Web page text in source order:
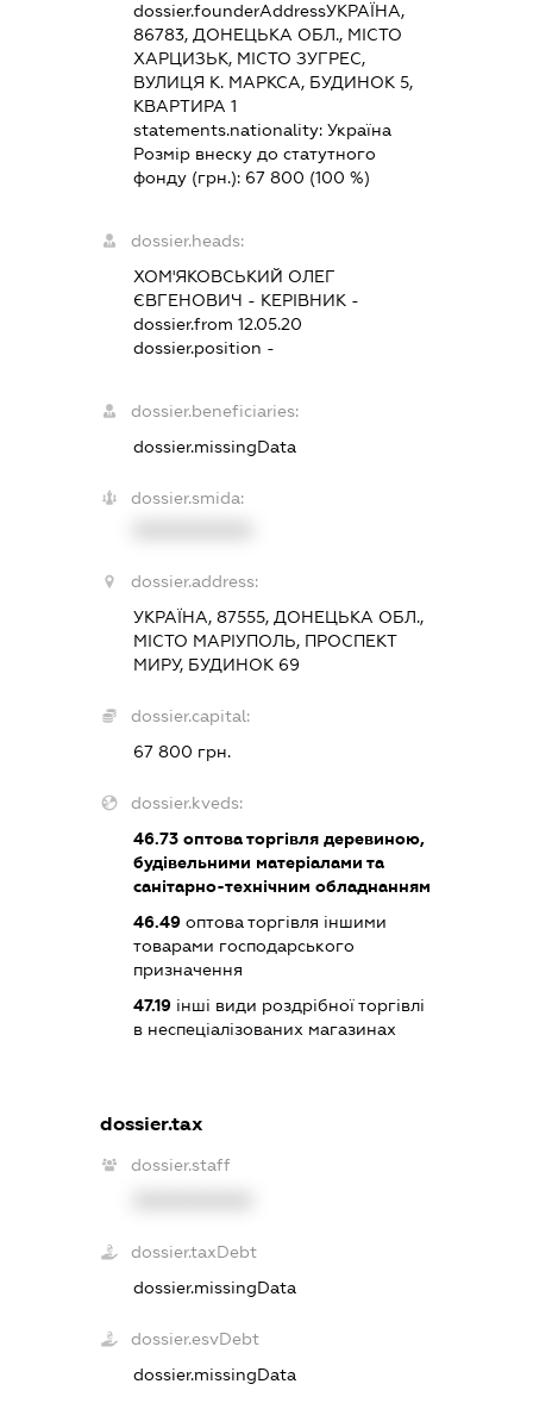
dossier.founderAddressУКРАЇНА,
86783, ДОНЕЦЬКА ОБЛ., МІСТО
ХАРЦИЗЬК, МІСТО ЗУГРЕС,
ВУЛИЦЯ К. МАРКСА, БУДИНОК 5,
КВАРТИРА 1
statements.nationality:Україна
Розмір внеску до статутного
фонду (грн.): 67 800 (100 %)
dossier.heads:
ХОМ'ЯКОВСЬКИЙ ОЛЕГ
ЄВГЕНОВИЧ - КЕРІВНИК -
dossier.from 12.05.20
dossier.position -
dossier.beneficiaries:
dossier.missingData
dossier.smida:
dossier.address:
УКРАЇНА, 87555, ДОНЕЦЬКА ОБЛ.,
МІСТО МАРІУПОЛЬ, ПРОСПЕКТ
МИРУ, БУДИНОК 69
dossier.capital:
67 800 грн.
dossier.kveds:
46.73 оптова торгівля деревиною,
будівельними матеріалами та
санітарно-технічним обладнанням
46.49 оптова торгівля іншими
товарами господарського
призначення
47.19 інші види роздрібної торгівлі
в неспеціалізованих магазинах
dossier.tax
dossier.staff
dossier.taxDebt
dossier.missingData
dossier.esvDebt
dossier.missingData